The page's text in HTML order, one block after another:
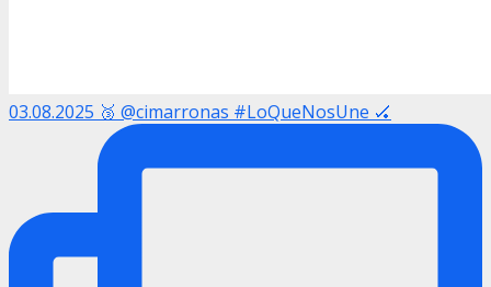
03.08.2025 🥉 @cimarronas #LoQueNosUne 🏑